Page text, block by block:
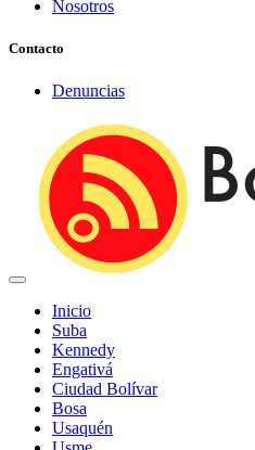
Nosotros
Contacto
Denuncias
Inicio
Suba
Kennedy
Engativá
Ciudad Bolívar
Bosa
Usaquén